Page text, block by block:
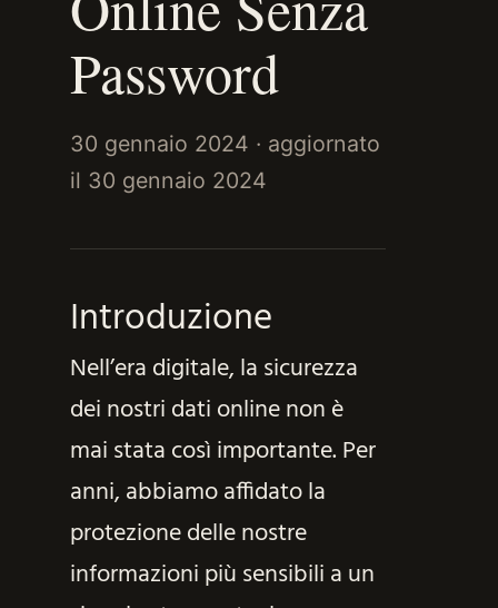
Password
30 gennaio 2024 · aggiornato
il 30 gennaio 2024
Introduzione
Nell’era digitale, la sicurezza
dei nostri dati online non è
mai stata così importante. Per
anni, abbiamo affidato la
protezione delle nostre
informazioni più sensibili a un